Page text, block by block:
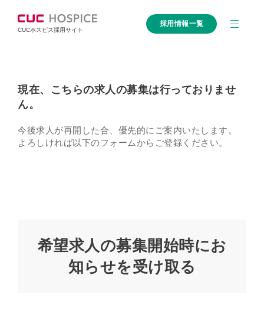
CUCホスピス採用サイト
採用情報一覧
現在、こちらの求人の募集は行っておりませ
ん。
今後求人が再開した合、優先的にご案内いたします。
よろしければ以下のフォームからご登録ください。
希望求人の募集開始時にお
知らせを受け取る